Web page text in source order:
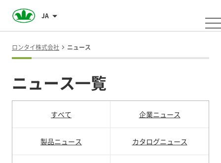
JA
ロンタイ株式会社 ニュース
ニュース一覧
すべて 企業ニュース
製品ニュース カタログニュース